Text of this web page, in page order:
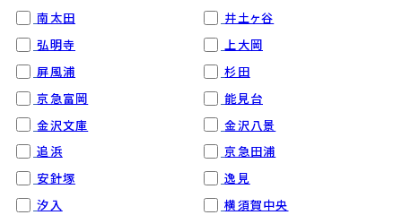
南太田
井土ヶ谷
弘明寺
上大岡
屏風浦
杉田
京急富岡
能見台
金沢文庫
金沢八景
追浜
京急田浦
安針塚
逸見
汐入
横須賀中央